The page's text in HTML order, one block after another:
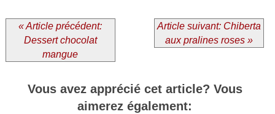
« Article précédent:
Dessert chocolat
mangue
Article suivant: Chiberta
aux pralines roses »
Vous avez apprécié cet article? Vous
aimerez également: